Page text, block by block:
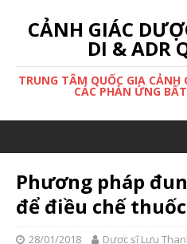
CẢNH GIÁC
DI & ADR
TRUNG TÂM QUỐC GIA CẢNH
CÁC PHẢN ỨNG
Phương pháp
để điều chế
28/01/2018 Dược sĩ Lưu